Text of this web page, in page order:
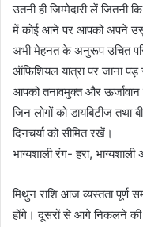
उतनी ही जिम्मेदारी लें
में कोई आने पर आपको अपने
अभी मेहनत के अनुरूप उचित
ऑफिशियल यात्रा पर जाना
आपको तनावमुक्त और ऊर्जावान
जिन लोगों को डायबिटीज तथा
दिनचर्या को सीमित रखें।
भाग्यशाली रंग- हरा,
मिथुन राशि आज व्यस्तता पूर्ण
होंगे। दूसरों से आगे निकलने की